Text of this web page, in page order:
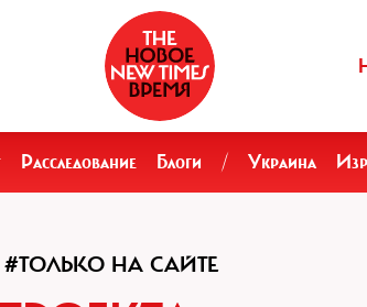
Расследование Блоги / Украина
#ТОЛЬКО НА САЙТЕ